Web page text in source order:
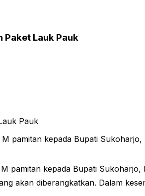
Paket Lauk Pauk
pamitan kepada Bupati
pamitan kepada Bupati
akan diberangkatkan. Dalam